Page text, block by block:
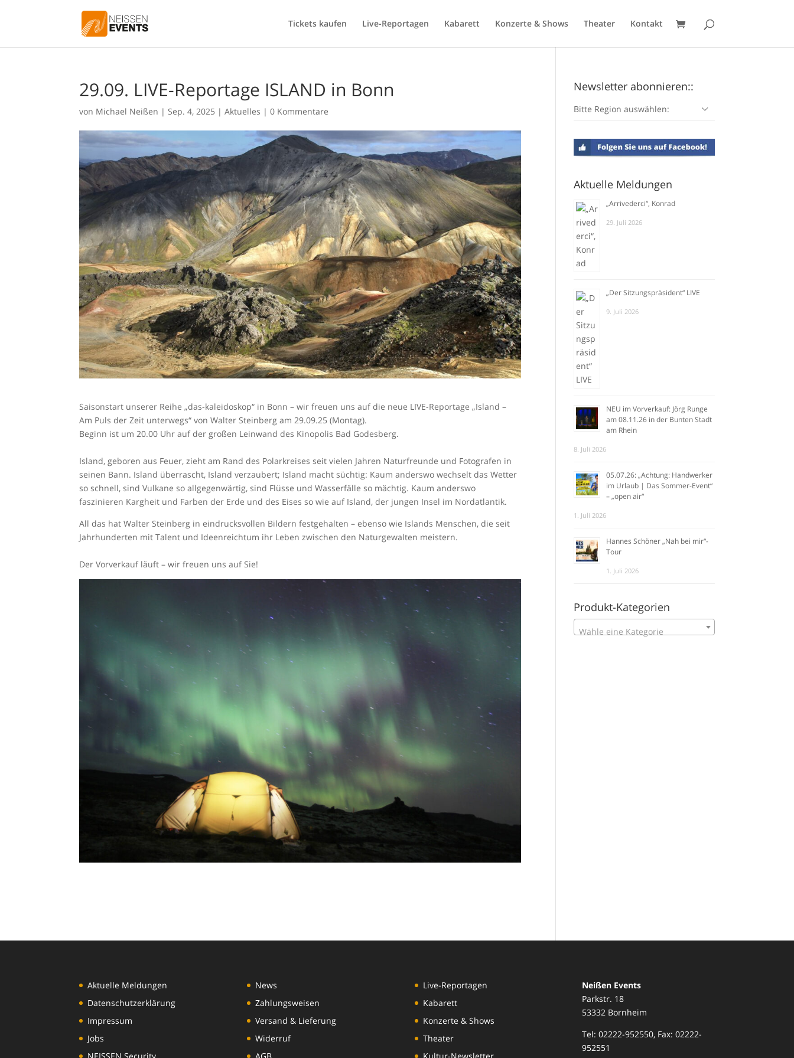
Tickets kaufen Live-Reportagen Kabarett Konzerte & Shows Theater Kontakt
29.09. LIVE-Reportage ISLAND in Bonn
von Michael Neißen |Sep. 4, 2025 |Aktuelles |0 Kommentare
Saisonstart unserer Reihe „das-kaleidoskop“ in Bonn – wir freuen uns auf die neue LIVE-Reportage „Island –
Am Puls der Zeit unterwegs“ von Walter Steinberg am 29.09.25 (Montag).
Beginn ist um 20.00 Uhr auf der großen Leinwand des Kinopolis Bad Godesberg.
Island, geboren aus Feuer, zieht am Rand des Polarkreises seit vielen Jahren Naturfreunde und Fotografen in
seinen Bann. Island überrascht, Island verzaubert; Island macht süchtig: Kaum anderswo wechselt das Wetter
so schnell, sind Vulkane so allgegenwärtig, sind Flüsse und Wasserfälle so mächtig. Kaum anderswo
faszinieren Kargheit und Farben der Erde und des Eises so wie auf Island, der jungen Insel im Nordatlantik.
All das hat Walter Steinberg in eindrucksvollen Bildern festgehalten – ebenso wie Islands Menschen, die seit
Jahrhunderten mit Talent und Ideenreichtum ihr Leben zwischen den Naturgewalten meistern.
Der Vorverkauf läuft – wir freuen uns auf Sie!
Newsletter abonnieren::
Bitte Region auswählen:
Aktuelle Meldungen
„Arrivederci“, Konrad
29. Juli 2026
„Der Sitzungspräsident“ LIVE
9. Juli 2026
NEU im Vorverkauf: Jörg Runge
am 08.11.26 in der Bunten Stadt
am Rhein
8. Juli 2026
05.07.26: „Achtung: Handwerker
im Urlaub | Das Sommer-Event“
– „open air“
1. Juli 2026
Hannes Schöner „Nah bei mir“-
Tour
1. Juli 2026
Produkt-Kategorien
Wähle eine Kategorie
Aktuelle Meldungen
Datenschutzerklärung
Impressum
Jobs
News
Zahlungsweisen
Versand & Lieferung
Widerruf
Live-Reportagen
Kabarett
Konzerte & Shows
Theater
Neißen Events
Parkstr. 18
53332 Bornheim
Tel: 02222-952550, Fax: 02222-
952551